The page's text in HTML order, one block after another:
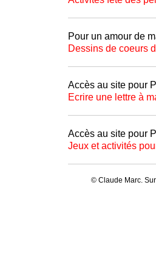
Pour un amour de
Dessins de coeurs
Accès au site pour
Ecrire une lettre à
Accès au site pour
Jeux et activités
© Claude Marc.